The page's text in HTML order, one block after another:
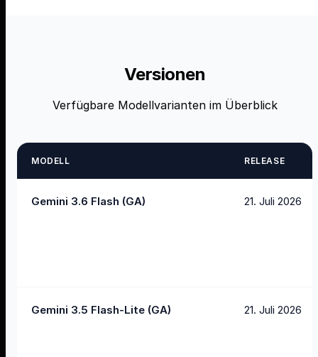
Versionen
Verfügbare Modellvarianten im Überblick
MODELL RELEASE
Gemini 3.6 Flash (GA) 21. Juli 2026
Gemini 3.5 Flash-Lite (GA) 21. Juli 2026